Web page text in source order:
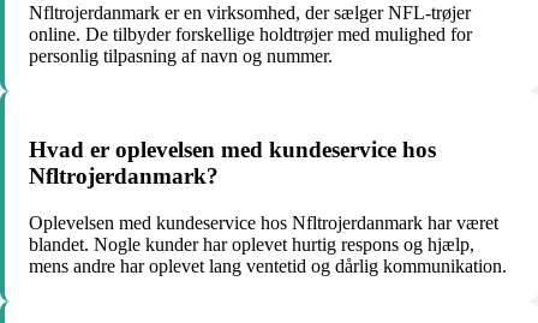
Nfltrojerdanmark er en virksomhed, der sælger NFL-trøjer
online. De tilbyder forskellige holdtrøjer med mulighed for
personlig tilpasning af navn og nummer.
Hvad er oplevelsen med kundeservice hos
Nfltrojerdanmark?
Oplevelsen med kundeservice hos Nfltrojerdanmark har været
blandet. Nogle kunder har oplevet hurtig respons og hjælp,
mens andre har oplevet lang ventetid og dårlig kommunikation.